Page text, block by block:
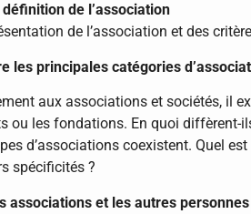
définition de l’association
de l’association et des
les principales catégories
aux associations et sociétés, il
ou les fondations. En quoi diffèrent-
d’associations coexistent. Quel
spécificités ?
associations et les autres